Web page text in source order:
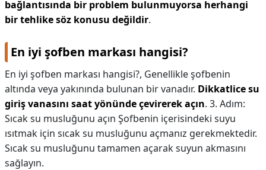
bağlantısında bir problem bulunmuyorsa herhangi
bir tehlike söz konusu değildir.
En iyi şofben markası hangisi?
En iyi şofben markası hangisi?, Genellikle şofbenin
altında veya yakınında bulunan bir vanadır. Dikkatlice su
giriş vanasını saat yönünde çevirerek açın. 3. Adım:
Sıcak su musluğunu açın Şofbenin içerisindeki suyu
ısıtmak için sıcak su musluğunu açmanız gerekmektedir.
Sıcak su musluğunu tamamen açarak suyun akmasını
sağlayın.